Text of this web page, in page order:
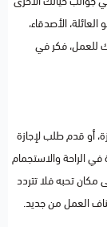
الأصدقاء،
للعمل، فكر في
أو قدم طلب لإجازة
في الراحة والاستجمام
تحبه فلا تتردد
العمل من جديد.